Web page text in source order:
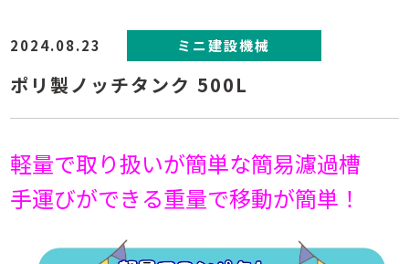
2024.08.23 ミニ建設機械
ポリ製ノッチタンク 500L
軽量で取り扱いが簡単な簡易濾過槽
手運びができる重量で移動が簡単！